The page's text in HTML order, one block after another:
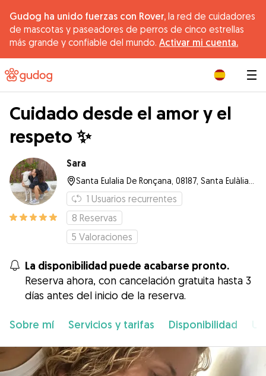
Gudog ha unido fuerzas con Rover, la red de cuidadores
de mascotas y paseadores de perros de cinco estrellas
más grande y confiable del mundo. Activar mi cuenta.
Cuidado desde el amor y el
respeto ✨
Sara
1 Usuarios recurrentes
8 Reservas
5 Valoraciones
La disponibilidad puede acabarse pronto.
Reserva ahora, con cancelación gratuita hasta 3
días antes del inicio de la reserva.
Sobre mí Servicios y tarifas Disponibilidad